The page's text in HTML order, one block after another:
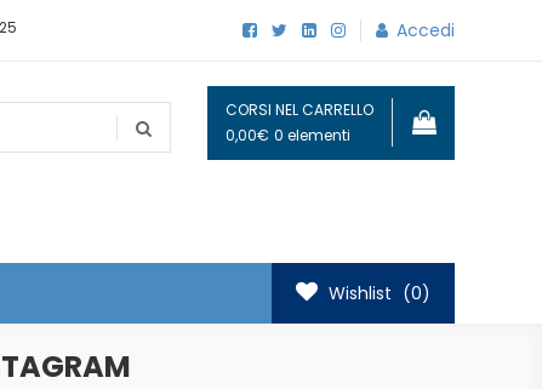
Accedi
CORSI NEL CARRELLO
0,00€ 0 elementi
Wishlist (0)